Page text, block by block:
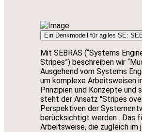
Ein Denkmodell für agiles SE:
Mit SEBRAS (“Systems
Stripes”) beschreiben wir
Ausgehend vom Systems
um komplexe Arbeitsweisen
Prinzipien und Konzepte und
steht der Ansatz "Stripes
Perspektiven der
berücksichtigt werden . Das
Arbeitsweise, die zugleich